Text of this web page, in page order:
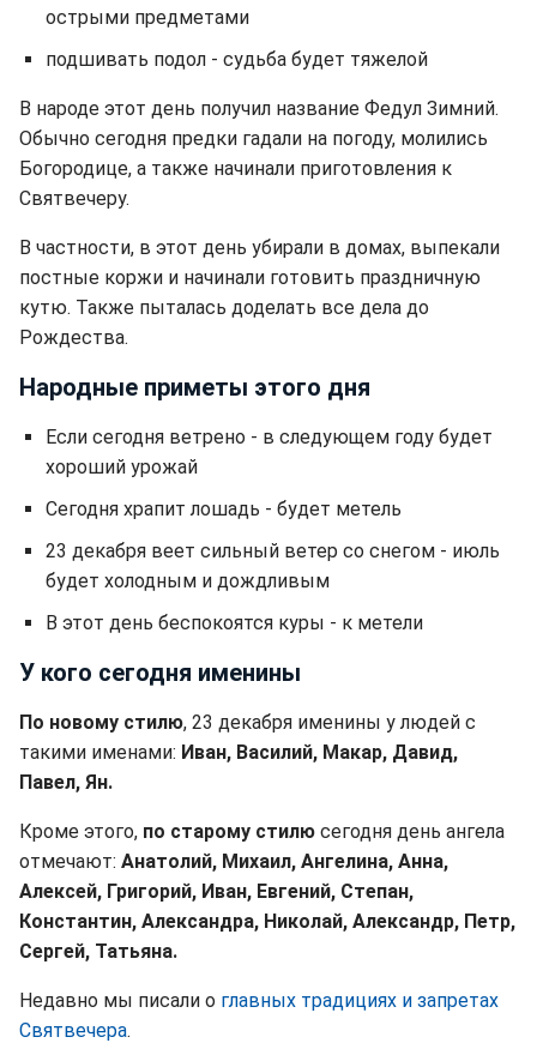
острыми предметами
подшивать подол - судьба будет тяжелой
В народе этот день получил название Федул Зимний.
Обычно сегодня предки гадали на погоду, молились
Богородице, а также начинали приготовления к
Святвечеру.
В частности, в этот день убирали в домах, выпекали
постные коржи и начинали готовить праздничную
кутю. Также пыталась доделать все дела до
Рождества.
Народные приметы этого дня
Если сегодня ветрено - в следующем году будет
хороший урожай
Сегодня храпит лошадь - будет метель
23 декабря веет сильный ветер со снегом - июль
будет холодным и дождливым
В этот день беспокоятся куры - к метели
У кого сегодня именины
По новому стилю, 23 декабря именины у людей с
такими именами: Иван, Василий, Макар, Давид,
Павел, Ян.
Кроме этого, по старому стилю сегодня день ангела
отмечают: Анатолий, Михаил, Ангелина, Анна,
Алексей, Григорий, Иван, Евгений, Степан,
Константин, Александра, Николай, Александр, Петр,
Сергей, Татьяна.
Недавно мы писали о главных традициях и запретах
Святвечера.